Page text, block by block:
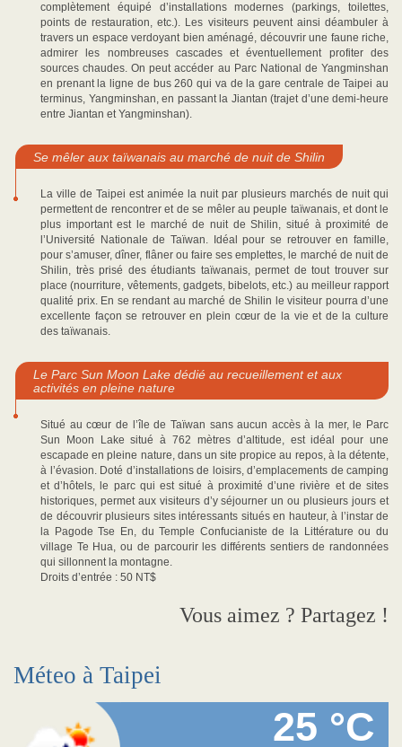
complètement équipé d’installations modernes (parkings, toilettes,
points de restauration, etc.). Les visiteurs peuvent ainsi déambuler à
travers un espace verdoyant bien aménagé, découvrir une faune riche,
admirer les nombreuses cascades et éventuellement profiter des
sources chaudes. On peut accéder au Parc National de Yangminshan
en prenant la ligne de bus 260 qui va de la gare centrale de Taipei au
terminus, Yangminshan, en passant la Jiantan (trajet d’une demi-heure
entre Jiantan et Yangminshan).
Se mêler aux taïwanais au marché de nuit de Shilin
La ville de Taipei est animée la nuit par plusieurs marchés de nuit qui
permettent de rencontrer et de se mêler au peuple taïwanais, et dont le
plus important est le marché de nuit de Shilin, situé à proximité de
l’Université Nationale de Taïwan. Idéal pour se retrouver en famille,
pour s’amuser, dîner, flâner ou faire ses emplettes, le marché de nuit de
Shilin, très prisé des étudiants taïwanais, permet de tout trouver sur
place (nourriture, vêtements, gadgets, bibelots, etc.) au meilleur rapport
qualité prix. En se rendant au marché de Shilin le visiteur pourra d’une
excellente façon se retrouver en plein cœur de la vie et de la culture
des taïwanais.
Le Parc Sun Moon Lake dédié au recueillement et aux
activités en pleine nature
Situé au cœur de l’île de Taïwan sans aucun accès à la mer, le Parc
Sun Moon Lake situé à 762 mètres d’altitude, est idéal pour une
escapade en pleine nature, dans un site propice au repos, à la détente,
à l’évasion. Doté d’installations de loisirs, d’emplacements de camping
et d’hôtels, le parc qui est situé à proximité d’une rivière et de sites
historiques, permet aux visiteurs d’y séjourner un ou plusieurs jours et
de découvrir plusieurs sites intéressants situés en hauteur, à l’instar de
la Pagode Tse En, du Temple Confucianiste de la Littérature ou du
village Te Hua, ou de parcourir les différents sentiers de randonnées
qui sillonnent la montagne.
Droits d’entrée : 50 NT$
Vous aimez ? Partagez !
Méteo à Taipei
25 °C